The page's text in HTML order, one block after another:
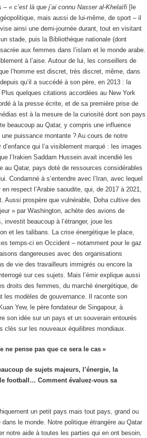
– « c’est là que j’ai connu Nasser al-Khelaïfi [le
mais aussi de lui-même, de sport – il
ainsi une demi-journée durant, tout en visitant
stade, puis la Bibliothèque nationale (dont
aux femmes dans l’islam et le monde arabe.
à l’aise. Autour de lui, les conseillers de
l’homme est discret, très discret, même, dans
qu’il a succédé à son père, en 2013 : la
quelques citations accordées au New York
à la presse écrite, et de sa première prise de
est à la mesure de la curiosité dont son pays
beaucoup au Qatar, y compris une influence
puissance montante ? Au cours de notre
qui l’a visiblement marqué : les images
l’Irakien Saddam Hussein avait incendié les
au Qatar, pays doté de ressources considérables
Condamné à s’entendre avec l’Iran, avec lequel
respect l’Arabie saoudite, qui, de 2017 à 2021,
Aussi prospère que vulnérable, Doha cultive des
» par Washington, achète des avions de
beaucoup à l’étranger, joue les
et les talibans. La crise énergétique le place,
temps-ci en Occident – notamment pour le gaz
dangereuses avec des organisations
de vie des travailleurs immigrés ou encore la
sur ces sujets. Mais l’émir explique aussi
droits des femmes, du marché énergétique, de
les modèles de gouvernance. Il raconte son
Yew, le père fondateur de Singapour, à
son idée sur un pays et un souverain entourés
clés sur les nouveaux équilibres mondiaux.
ne pense pas que ce sera le cas »
de sujets majeurs, l’énergie, la
football… Comment évaluez-vous sa
un petit pays mais tout pays, grand ou
le monde. Notre politique étrangère au Qatar
notre aide à toutes les parties qui en ont besoin,